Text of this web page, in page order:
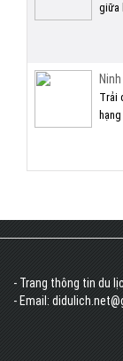
giữa
Trải
- Trang thông tin du
- Email: